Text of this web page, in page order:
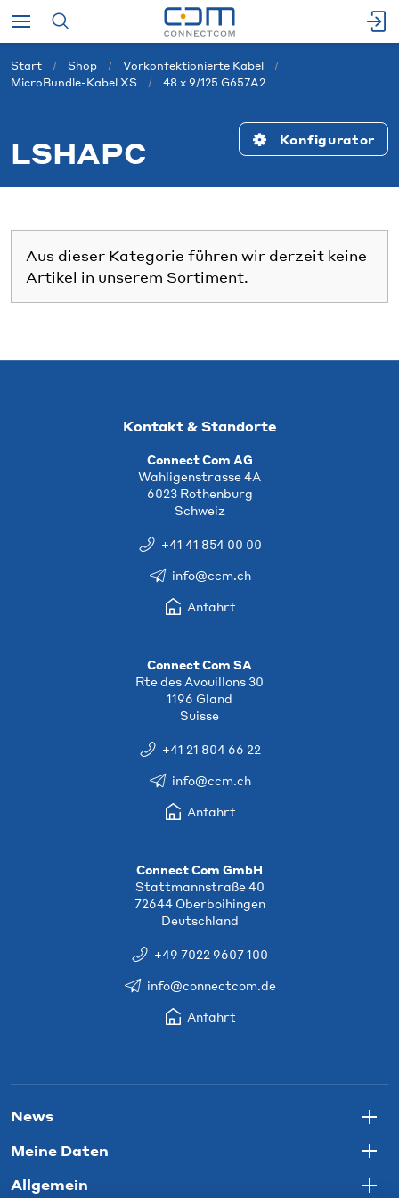
Start Shop
Vorkonfektionierte Kabel
MicroBundle-Kabel XS
48 x 9/125 G657A2
LSHAPC Konfigurator
Aus dieser Kategorie führen wir derzeit keine
Artikel in unserem Sortiment.
Kontakt & Standorte
Connect Com AG
Wahligenstrasse 4A
6023 Rothenburg
Schweiz
+41 41 854 00 00
info@ccm.ch
Anfahrt
Connect Com SA
Rte des Avouillons 30
1196 Gland
Suisse
+41 21 804 66 22
info@ccm.ch
Anfahrt
Connect Com GmbH
Stattmannstraße 40
72644 Oberboihingen
Deutschland
+49 7022 9607 100
info@connectcom.de
Anfahrt
News
Meine Daten
Allgemein